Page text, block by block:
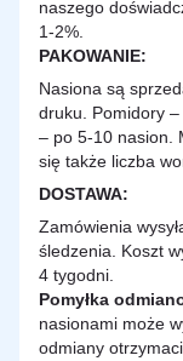
naszego
1-2%.
PAKOWANIE:
Nasiona są
druku. Pomidory
– po 5-10 nasion.
się także liczba
DOSTAWA:
Zamówienia
śledzenia. Koszt
4 tygodni.
Pomyłka
nasionami może
odmiany